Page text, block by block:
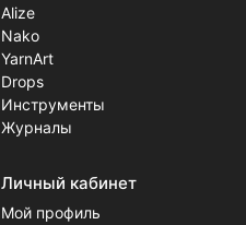
Alize
Nako
YarnArt
Drops
Инструменты
Журналы
Личный кабинет
Мой профиль